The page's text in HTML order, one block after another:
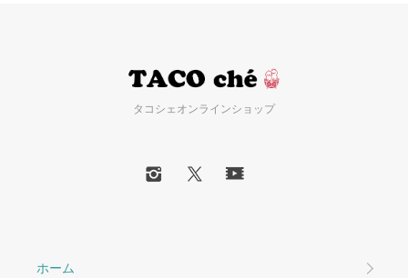
タコシェオンラインショップ
ホーム